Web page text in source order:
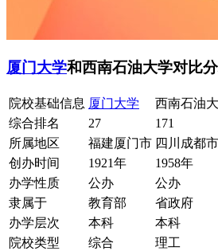
厦门大学和西南石油大学对比
院校基础信息 厦门大学
西南石油
综合排名
27
171
所属地区
福建厦门市 四川成都市
创办时间
1921年
1958年
办学性质
公办
公办
隶属于
教育部
省政府
办学层次
本科
本科
院校类型
综合
理工